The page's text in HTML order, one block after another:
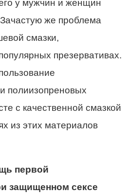
у мужчин и женщин
Зачастую же проблема
смазки,
презервативах.
полиизопреновых
с качественной смазкой
из этих материалов
первой
защищенном сексе